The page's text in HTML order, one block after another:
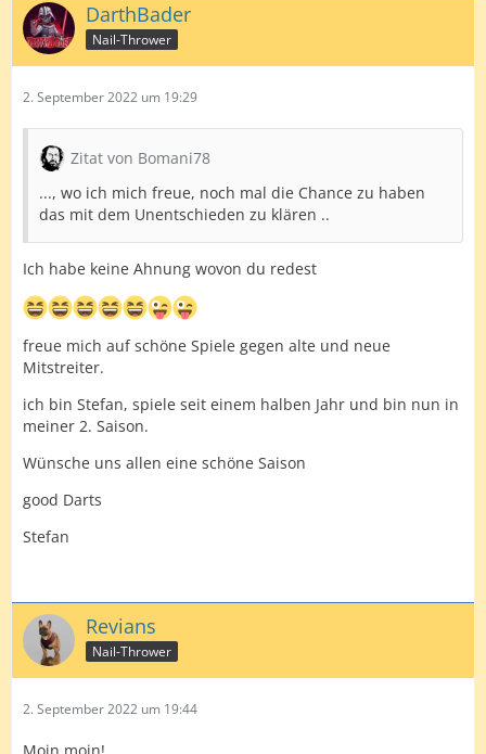
DarthBader
Nail-Thrower
2. September 2022 um 19:29
Zitat von Bomani78
..., wo ich mich freue, noch mal die Chance zu haben
das mit dem Unentschieden zu klären ..
Ich habe keine Ahnung wovon du redest
freue mich auf schöne Spiele gegen alte und neue
Mitstreiter.
ich bin Stefan, spiele seit einem halben Jahr und bin nun in
meiner 2. Saison.
Wünsche uns allen eine schöne Saison
good Darts
Stefan
Revians
Nail-Thrower
2. September 2022 um 19:44